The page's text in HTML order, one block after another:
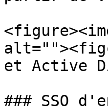
et Active
### SSO